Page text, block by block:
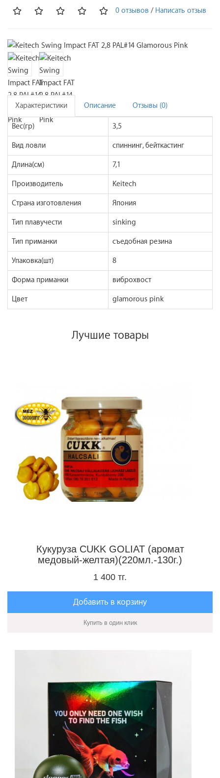
0 отзывов / Написать отзыв
Характеристики Описание Отзывы (0)
Вес(гр) 3,5
Вид ловли спиннинг, бейткастинг
Длина(см) 7,1
Производитель Keitech
Страна изготовления Япония
Тип плавучести sinking
Тип приманки съедобная резина
Упаковка(шт) 8
Форма приманки виброхвост
Цвет glamorous pink
Лучшие товары
Кукуруза CUKK GOLIAT (аромат
медовый-желтая)(220мл.-130г.)
1 400 тг.
Добавить в корзину
Купить в один клик